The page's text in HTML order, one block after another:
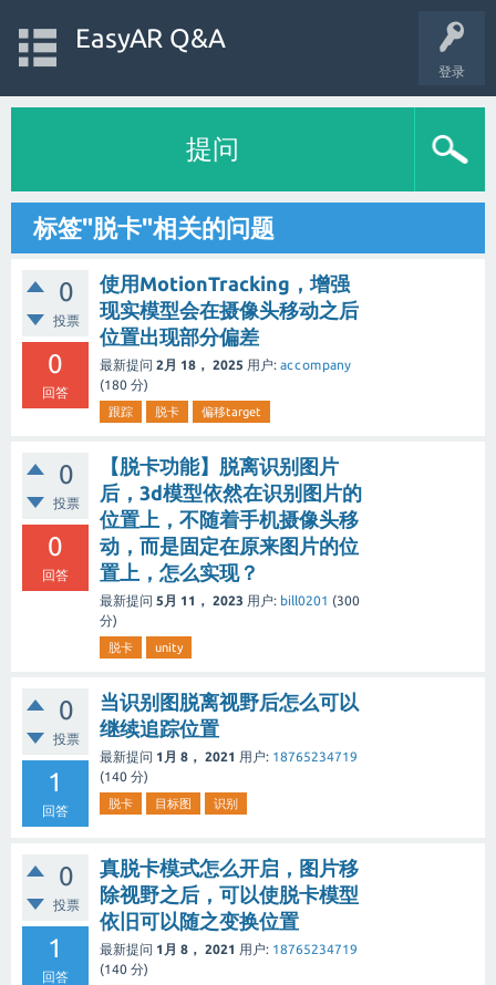
登录
EasyAR Q&A
提问
标签"脱卡"相关的问题
0
投票
0
回答
使用MotionTracking，增强
现实模型会在摄像头移动之后
位置出现部分偏差
最新提问 2月 18， 2025 用户: accompany
(180 分)
跟踪 脱卡 偏移target
0
投票
0
回答
【脱卡功能】脱离识别图片
后，3d模型依然在识别图片的
位置上，不随着手机摄像头移
动，而是固定在原来图片的位
置上，怎么实现？
最新提问 5月 11， 2023 用户: bill0201 (300
分)
脱卡 unity
0
投票
1
回答
当识别图脱离视野后怎么可以
继续追踪位置
最新提问 1月 8， 2021 用户: 18765234719
(140 分)
脱卡 目标图 识别
0
投票
1
回答
真脱卡模式怎么开启，图片移
除视野之后，可以使脱卡模型
依旧可以随之变换位置
最新提问 1月 8， 2021 用户: 18765234719
(140 分)